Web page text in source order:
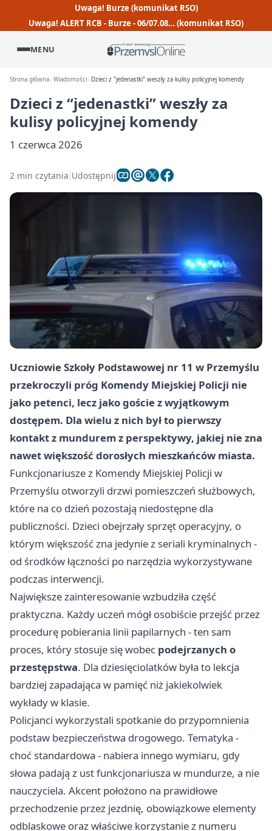
Uwaga! Burze (komunikat RSO)
Uwaga! ALERT RCB - Burze - 06/07.08… (komunikat RSO)
MENU
Strona główna Wiadomości Dzieci z "jedenastki" weszły za kulisy policyjnej komendy
Dzieci z “jedenastki” weszły za
kulisy policyjnej komendy
1 czerwca 2026
2 min czytania Udostępnij
Uczniowie Szkoły Podstawowej nr 11 w Przemyślu
przekroczyli próg Komendy Miejskiej Policji nie
jako petenci, lecz jako goście z wyjątkowym
dostępem. Dla wielu z nich był to pierwszy
kontakt z mundurem z perspektywy, jakiej nie zna
nawet większość dorosłych mieszkańców miasta.
Funkcjonariusze z Komendy Miejskiej Policji w
Przemyślu otworzyli drzwi pomieszczeń służbowych,
które na co dzień pozostają niedostępne dla
publiczności. Dzieci obejrzały sprzęt operacyjny, o
którym większość zna jedynie z seriali kryminalnych -
od środków łączności po narzędzia wykorzystywane
podczas interwencji.
Największe zainteresowanie wzbudziła część
praktyczna. Każdy uczeń mógł osobiście przejść przez
procedurę pobierania linii papilarnych - ten sam
proces, który stosuje się wobec podejrzanych o
przestępstwa. Dla dziesięciolatków była to lekcja
bardziej zapadająca w pamięć niż jakiekolwiek
wykłady w klasie.
Policjanci wykorzystali spotkanie do przypomnienia
podstaw bezpieczeństwa drogowego. Tematyka -
choć standardowa - nabiera innego wymiaru, gdy
słowa padają z ust funkcjonariusza w mundurze, a nie
nauczyciela. Akcent położono na prawidłowe
przechodzenie przez jezdnię, obowiązkowe elementy
odblaskowe oraz właściwe korzystanie z numeru